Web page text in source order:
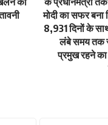
मोदी का सफर बना
8,931 दिनों के
लंबे समय तक
प्रमुख रहने का